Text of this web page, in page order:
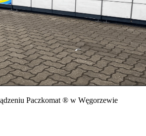
Paczkomat ® w Węgorzewie